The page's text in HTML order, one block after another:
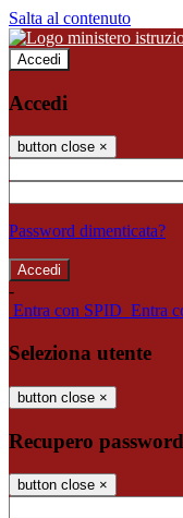
Salta al contenuto
Accedi
Accedi
button close ×
Password dimenticata?
-
Entra con SPID Entra
Seleziona utente
button close ×
Recupero password
button close ×